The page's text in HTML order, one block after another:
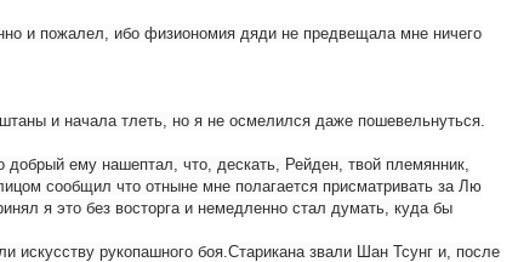
и пожалел, ибо физиономия дяди не предвещала мне ничего
и начала тлеть, но я не осмелился даже пошевельнуться.
ему нашептал, что, дескать, Рейден, твой племянник,
сообщил что отныне мне полагается присматривать за Лю
я это без восторга и немедленно стал думать, куда бы
искусству рукопашного боя.Старикана звали Шан Тсунг и, после